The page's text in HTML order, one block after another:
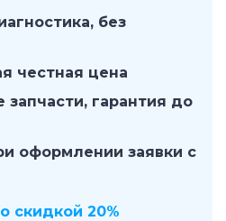
без
честная цена
гарантия до
оформлении заявки с
скидкой 20%